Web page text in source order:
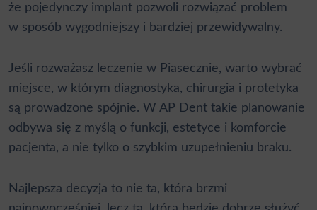
że pojedynczy implant pozwoli rozwiązać problem
w sposób wygodniejszy i bardziej przewidywalny.
Jeśli rozważasz leczenie w Piasecznie, warto wybrać
miejsce, w którym diagnostyka, chirurgia i protetyka
są prowadzone spójnie. W AP Dent takie planowanie
odbywa się z myślą o funkcji, estetyce i komforcie
pacjenta, a nie tylko o szybkim uzupełnieniu braku.
Najlepsza decyzja to nie ta, która brzmi